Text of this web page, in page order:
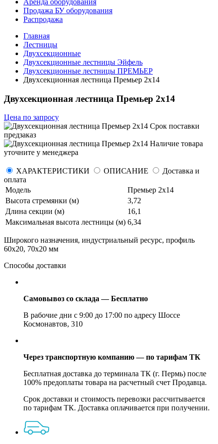
Аренда оборудования
Продажа БУ оборудования
Распродажа
Главная
Лестницы
Двухсекционные
Двухсекционные лестницы Эйфель
Двухсекционные лестницы ПРЕМЬЕР
Двухсекционная лестница Премьер 2x14
Двухсекционная лестница Премьер 2x14
Цена по запросу
Срок поставки
предзаказ
Наличие товара
уточните у менеджера
ХАРАКТЕРИСТИКИ ОПИСАНИЕ
Доставка и
оплата
Модель
Премьер 2x14
Высота стремянки (м)
3,72
Длина секции (м)
16,1
Максимальная высота лестницы (м) 6,34
Широкого назначения, индустриальный ресурс, профиль
60х20, 70х20 мм
Способы доставки
Самовывоз со склада — Бесплатно
В рабочие дни с 9:00 до 17:00 по адресу Шоссе
Космонавтов, 310
Через транспортную компанию — по тарифам ТК
Бесплатная доставка до терминала ТК (г. Пермь) после
100% предоплаты товара на расчетный счет Продавца.
Срок доставки и стоимость перевозки рассчитывается
по тарифам ТК. Доставка оплачивается при получении.